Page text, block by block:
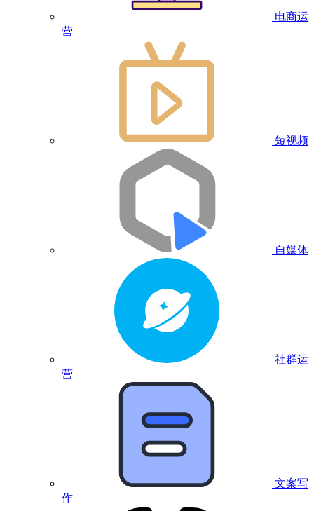
电商运
营
短视频
自媒体
社群运
营
文案写
作